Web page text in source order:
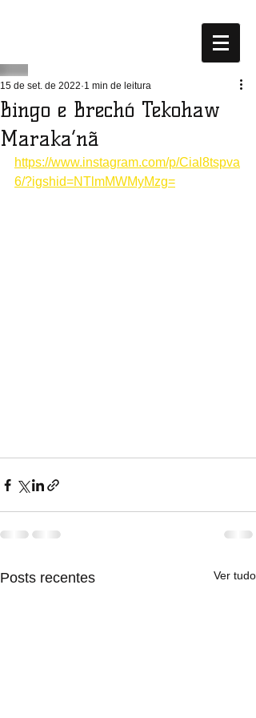
Bingo e Brechó Tekohaw
Maraka’nã
15 de set. de 2022 1 min de leitura
https://www.instagram.com/p/Cial8tspva
6/?igshid=NTlmMWMyMzg=
Posts recentes Ver tudo